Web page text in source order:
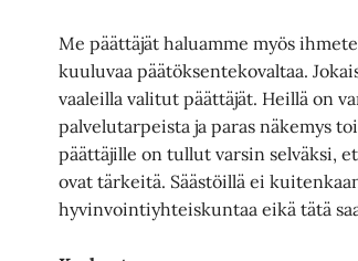
Me päättäjät haluamme myös
kuuluvaa päätöksentekovaltaa.
vaaleilla valitut päättäjät. Heillä on
palvelutarpeista ja paras näkemys
päättäjille on tullut varsin selväksi,
ovat tärkeitä. Säästöillä ei
hyvinvointiyhteiskuntaa eikä tätä